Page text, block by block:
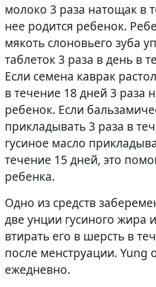
молоко 3 раза натощак в
нее родится ребенок.
мякоть слоновьего зуба
таблеток 3 раза в день в
Если семена каврак
в течение 18 дней 3 раза
ребенок. Если
прикладывать 3 раза в
гусиное масло
течение 15 дней, это
ребенка.
Одно из средств
две унции гусиного жира
втирать его в шерсть в
после менструации. Yung
ежедневно.